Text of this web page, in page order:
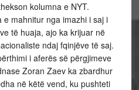
kolumna e NYT.
mahnitur nga imazhi i saj i
të huaja, ajo ka krijuar në
ndaj fqinjëve të saj.
i aferës së përgjimeve
Zoran Zaev ka zbardhur
në këtë vend, ku pushteti